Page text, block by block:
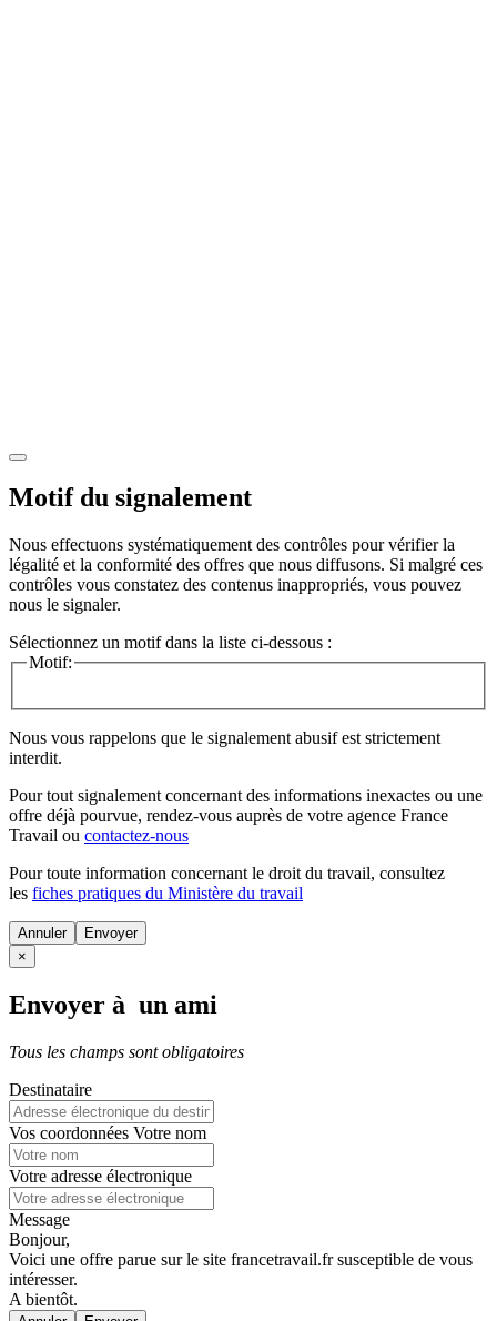
Motif du signalement
Nous effectuons systématiquement des contrôles pour vérifier la
légalité et la conformité des offres que nous diffusons. Si malgré ces
contrôles vous constatez des contenus inappropriés, vous pouvez
nous le signaler.
Sélectionnez un motif dans la liste ci-dessous :
Motif:
Nous vous rappelons que le signalement abusif est strictement
interdit.
Pour tout signalement concernant des informations inexactes ou une
offre déjà pourvue, rendez-vous auprès de votre agence France
Travail ou contactez-nous
Pour toute information concernant le droit du travail, consultez
les fiches pratiques du Ministère du travail
Annuler
×
Envoyer à un ami
Tous les champs sont obligatoires
Destinataire
Vos coordonnées Votre nom
Votre adresse électronique
Message
Bonjour,
Voici une offre parue sur le site francetravail.fr susceptible de vous
intéresser.
A bientôt.